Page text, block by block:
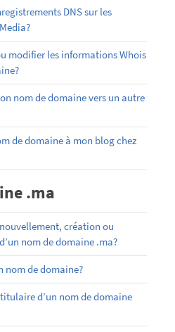
DNS sur les
modifier les informations Whois
nom de domaine vers un autre
de domaine à mon blog chez
.ma
création ou
nom de domaine .ma?
nom de domaine?
d’un nom de domaine